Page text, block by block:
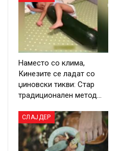
Наместо со клима,
Кинезите се ладат со
џиновски тикви: Стар
традиционален метод…
СЛАЈДЕР